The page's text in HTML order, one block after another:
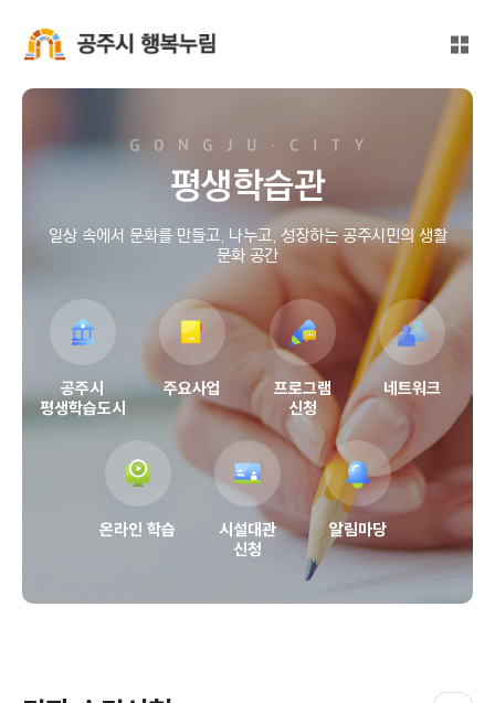
전체
평생학습관
일상 속에서 문화를 만들고, 나누고, 성장하는 공주시민의 생활
문화 공간
공주시
평생학습도시
주요사업
프로그램
신청
네트워크
온라인 학습
시설대관
신청
알림마당